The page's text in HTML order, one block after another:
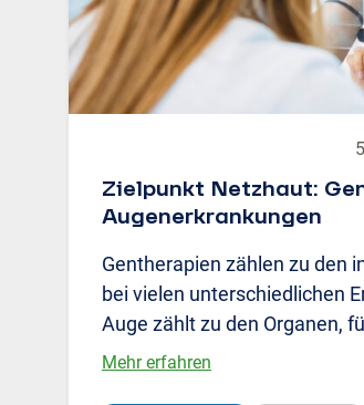
Zielpunkt Netzhaut:
Augenerkrankungen
Gentherapien zählen zu den
bei vielen unterschiedlichen
Auge zählt zu den Organen,
Mehr erfahren